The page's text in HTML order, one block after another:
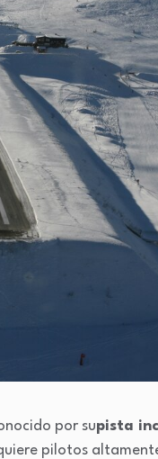
por supista
pilotos